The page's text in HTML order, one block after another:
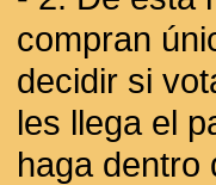
compran
decidir si
les llega el
haga dentro